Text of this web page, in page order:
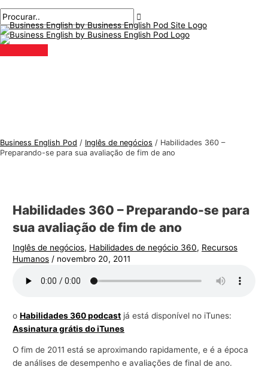
para
o
conteúdo
principal
Business English Pod / Inglês de negócios / Habilidades 360 –
Preparando-se para sua avaliação de fim de ano
Habilidades 360 – Preparando-se para
sua avaliação de fim de ano
Inglês de negócios, Habilidades de negócio 360, Recursos
Humanos / novembro 20, 2011
oHabilidades 360 podcast já está disponível no iTunes:
Assinatura grátis do iTunes
O fim de 2011 está se aproximando rapidamente, e é a época
de análises de desempenho e avaliações de final de ano.
navegação
aqui..
mail*
T
ó
p
i
i
ê
s
p
a
n
e
g
ó
P
r
o
c